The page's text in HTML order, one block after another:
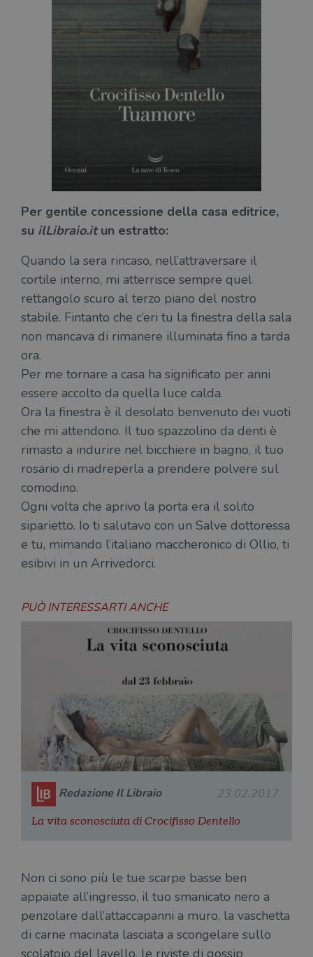
Per gentile concessione della casa editrice,
su ilLibraio.itun estratto:
Quando la sera rincaso, nell’attraversare il
cortile interno, mi atterrisce sempre quel
rettangolo scuro al terzo piano del nostro
stabile. Fintanto che c’eri tu la finestra della sala
non mancava di rimanere illuminata fino a tarda
ora.
Per me tornare a casa ha significato per anni
essere accolto da quella luce calda.
Ora la finestra è il desolato benvenuto dei vuoti
che mi attendono. Il tuo spazzolino da denti è
rimasto a indurire nel bicchiere in bagno, il tuo
rosario di madreperla a prendere polvere sul
comodino.
Ogni volta che aprivo la porta era il solito
siparietto. Io ti salutavo con un Salve dottoressa
e tu, mimando l’italiano maccheronico di Ollio, ti
esibivi in un Arrivedorci.
PUÒ INTERESSARTI ANCHE
Redazione Il Libraio 23.02.2017
La vita sconosciuta di Crocifisso Dentello
Non ci sono più le tue scarpe basse ben
appaiate all’ingresso, il tuo smanicato nero a
penzolare dall’attaccapanni a muro, la vaschetta
di carne macinata lasciata a scongelare sullo
scolatoio del lavello, le riviste di gossip